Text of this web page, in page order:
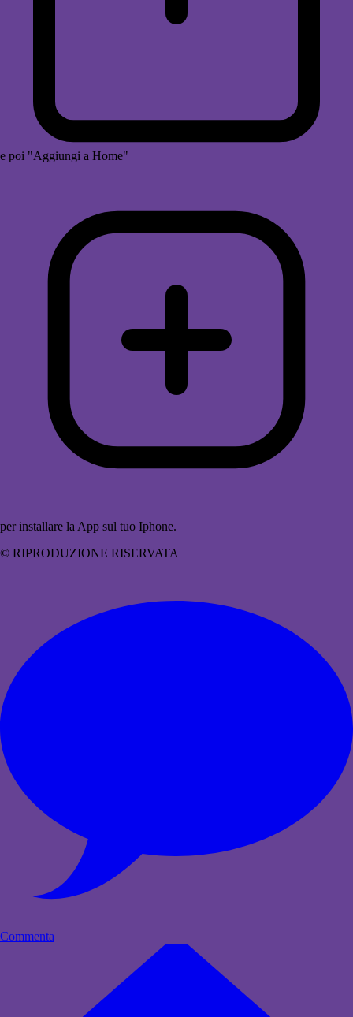
e poi "Aggiungi a Home"
per installare la App sul tuo Iphone.
© RIPRODUZIONE RISERVATA
Commenta